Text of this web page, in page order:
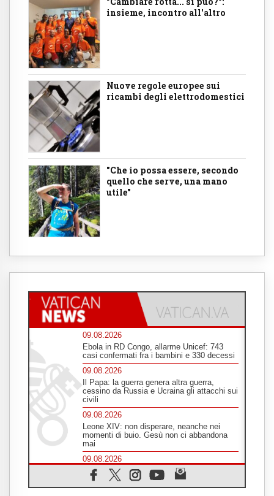
insieme, incontro all'altro
Nuove regole europee sui
ricambi degli elettrodomestici
"Che io possa essere, secondo
quello che serve, una mano
utile"
09.08.2026
Ebola in RD Congo, allarme Unicef: 743
casi confermati fra i bambini e 330 decessi
09.08.2026
Il Papa: la guerra genera altra guerra,
cessino da Russia e Ucraina gli attacchi sui
civili
09.08.2026
Leone XIV: non disperare, neanche nei
momenti di buio. Gesù non ci abbandona
mai
09.08.2026
Drammatica escalation del conflitto tra
Russia e Ucraina